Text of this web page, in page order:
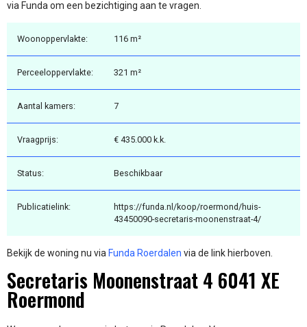
via Funda om een bezichtiging aan te vragen.
Woonoppervlakte: 116 m²
Perceeloppervlakte: 321 m²
Aantal kamers: 7
Vraagprijs: € 435.000 k.k.
Status: Beschikbaar
Publicatielink:
https://funda.nl/koop/roermond/huis-
43450090-secretaris-moonenstraat-4/
Bekijk de woning nu via Funda Roerdalen via de link hierboven.
Secretaris Moonenstraat 4 6041 XE
Roermond